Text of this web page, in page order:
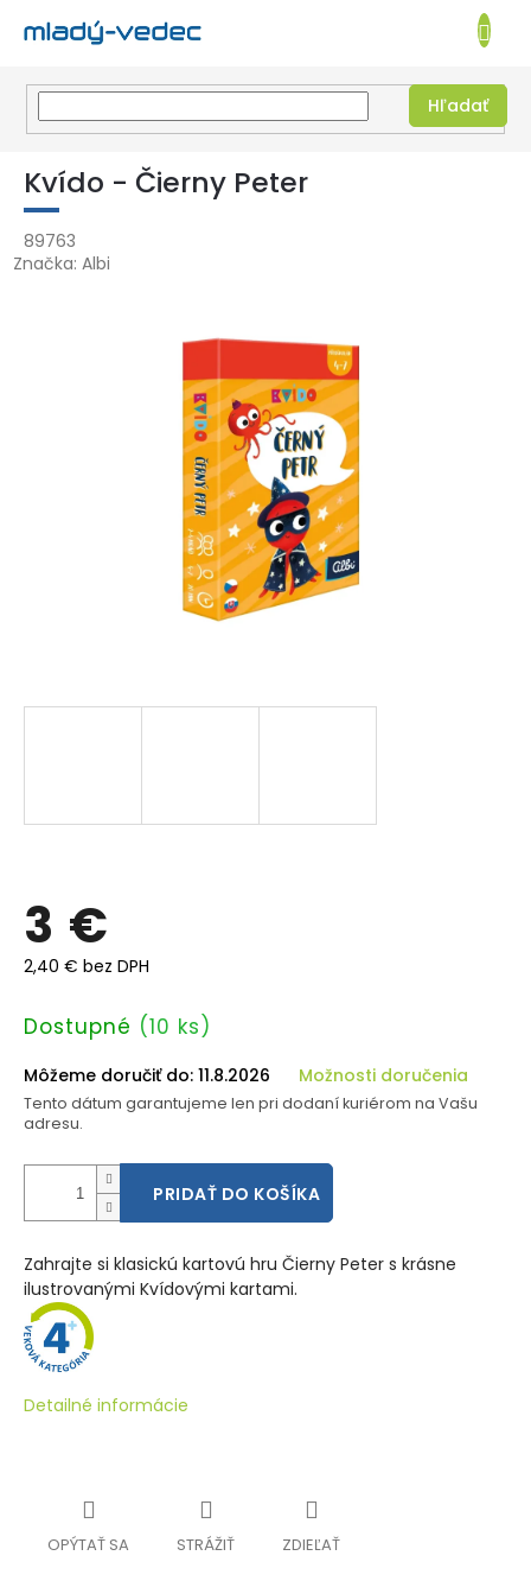
Prejsť
obsah
EUR
Hľadať
KOŠÍK
Kvído - Čierny Peter
89763
Značka: Albi
3 €
2,40 € bez DPH
Jednotková
Dostupné (10 ks)
Môžeme doručiť do: 11.8.2026 Možnosti doručenia
Tento dátum garantujeme len pri dodaní kuriérom na Vašu
adresu.
PRIDAŤ DO KOŠÍKA
Zahrajte si klasickú kartovú hru Čierny Peter s krásne
ilustrovanými Kvídovými kartami.
Detailné informácie
OPÝTAŤ SA STRÁŽIŤ ZDIEĽAŤ